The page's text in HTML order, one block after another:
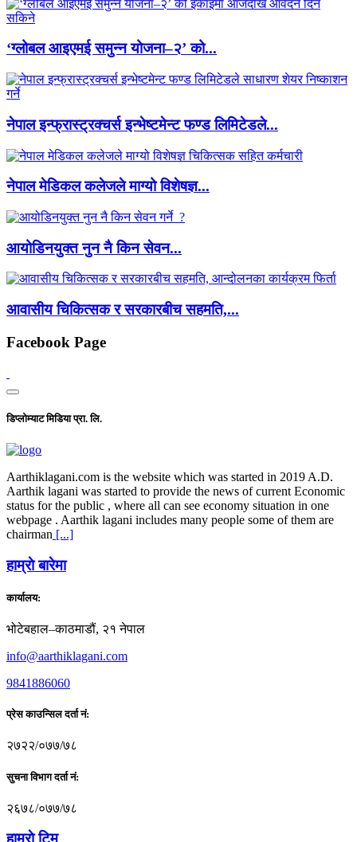
‘ग्लोबल आइएमई समुन्न योजना–२’ को...
नेपाल इन्फ्रास्ट्रक्चर्स इन्भेष्टमेन्ट फण्ड लिमिटेडले...
नेपाल मेडिकल कलेजले माग्यो विशेषज्ञ...
आयोडिनयुक्त नुन नै किन सेवन...
आवासीय चिकित्सक र सरकारबीच सहमति,...
Facebook Page
डिप्लोम्याट मिडिया प्रा. लि.
Aarthiklagani.com is the website which was started in 2019 A.D.
Aarthik lagani was started to provide the news of current Economic
status for the public , where all can see economy situation in one
webpage . Aarthik lagani includes many people some of them are
chairman [...]
हाम्राे बारेमा
कार्यालय:
भोटेबहाल–काठमाडौं, २१ नेपाल
info@aarthiklagani.com
9841886060
प्रेस काउन्सिल दर्ता नं:
२७२२/०७७/७८
सुचना विभाग दर्ता नं:
२६७८/०७७/७८